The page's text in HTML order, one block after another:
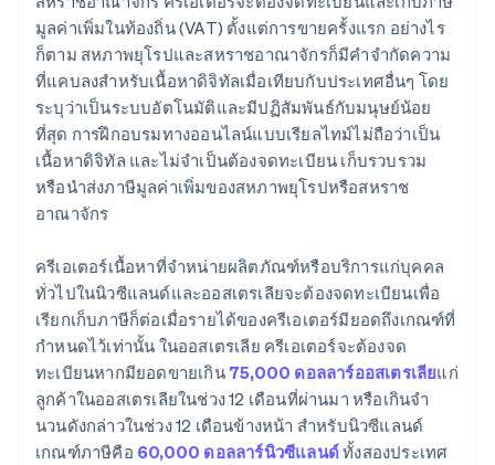
มูลค่าเพิ่มในท้องถิ่น (VAT) ตั้งแต่การขายครั้งแรก อย่างไร
ก็ตาม สหภาพยุโรปและสหราชอาณาจักรก็มีคําจํากัดความ
ที่แคบลงสําหรับเนื้อหาดิจิทัลเมื่อเทียบกับประเทศอื่นๆ โดย
ระบุว่าเป็นระบบอัตโนมัติและมีปฏิสัมพันธ์กับมนุษย์น้อย
ที่สุด การฝึกอบรมทางออนไลน์แบบเรียลไทม์ไม่ถือว่าเป็น
เนื้อหาดิจิทัล และไม่จําเป็นต้องจดทะเบียน เก็บรวบรวม
หรือนําส่งภาษีมูลค่าเพิ่มของสหภาพยุโรปหรือสหราช
อาณาจักร
ครีเอเตอร์เนื้อหาที่จําหน่ายผลิตภัณฑ์หรือบริการแก่บุคคล
ทั่วไปในนิวซีแลนด์และออสเตรเลียจะต้องจดทะเบียนเพื่อ
เรียกเก็บภาษีก็ต่อเมื่อรายได้ของครีเอเตอร์มียอดถึงเกณฑ์ที่
กําหนดไว้เท่านั้น ในออสเตรเลีย ครีเอเตอร์จะต้องจด
ทะเบียนหากมียอดขายเกิน 75,000 ดอลลาร์ออสเตรเลียแก่
ลูกค้าในออสเตรเลียในช่วง 12 เดือนที่ผ่านมา หรือเกินจํา
นวนดังกล่าวในช่วง 12 เดือนข้างหน้า สําหรับนิวซีแลนด์
เกณฑ์ภาษีคือ 60,000 ดอลลาร์นิวซีแลนด์ทั้งสองประเทศ